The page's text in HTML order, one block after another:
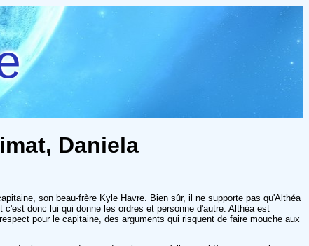
Daniela
son beau-frère Kyle Havre. Bien sûr, il ne supporte pas qu'Althéa
donc lui qui donne les ordres et personne d'autre. Althéa est
pour le capitaine, des arguments qui risquent de faire mouche aux